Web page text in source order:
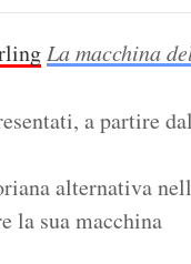
La macchina
a partire dal
alternativa
la sua macchina